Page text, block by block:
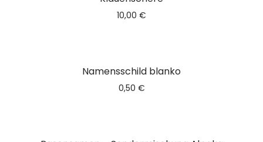
10,00 €
Namensschild blanko
0,50 €